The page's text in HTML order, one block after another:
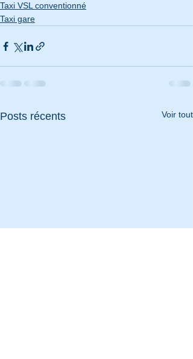
Taxi VSL conventionné
Taxi gare
Posts récents Voir tout